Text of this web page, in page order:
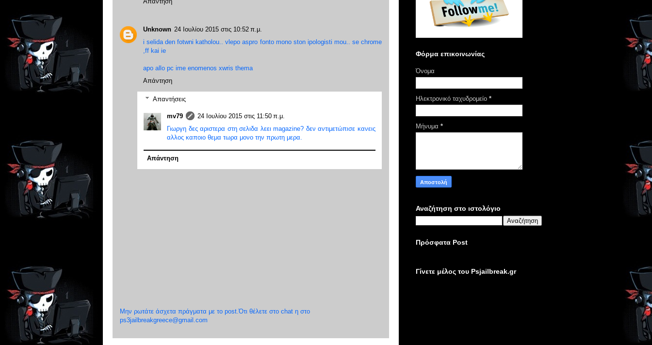
Unknown 24 Ιουλίου 2015 στις 10:52 π.μ.
i selida den fotwni katholou.. vlepo aspro fonto mono ston ipologisti mou.. se chrome
,ff kai ie
apo allo pc ime enomenos xwris thema
Απάντηση
Απαντήσεις
mv79
24 Ιουλίου 2015 στις 11:50 π.μ.
Γιωργη δες αριστερα στη σελιδα λεει magazine? δεν αντιμετώπισε κανεις
αλλος καποιο θεμα τωρα μονο την πρωτη μερα.
Απάντηση
Μην ρωτάτε άσχετα πράγματα με το post.Ότι θέλετε στο chat η στο
ps3jailbreakgreece@gmail.com
Φόρμα επικοινωνίας
Όνομα
Ηλεκτρονικό ταχυδρομείο *
Μήνυμα *
Αναζήτηση στο ιστολόγιο
Πρόσφατα Post
Γίνετε μέλος του Psjailbreak.gr